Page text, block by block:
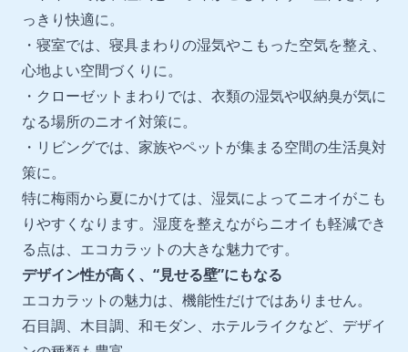
っきり快適に。
・寝室では、寝具まわりの湿気やこもった空気を整え、
心地よい空間づくりに。
・クローゼットまわりでは、衣類の湿気や収納臭が気に
なる場所のニオイ対策に。
・リビングでは、家族やペットが集まる空間の生活臭対
策に。
特に梅雨から夏にかけては、湿気によってニオイがこも
りやすくなります。湿度を整えながらニオイも軽減でき
る点は、エコカラットの大きな魅力です。
デザイン性が高く、“見せる壁”にもなる
エコカラットの魅力は、機能性だけではありません。
石目調、木目調、和モダン、ホテルライクなど、デザイ